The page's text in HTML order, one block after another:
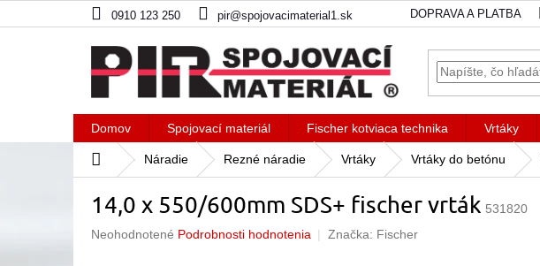
na
0910 123 250 pir@spojovacimaterial1.sk DOPRAVA A PLATBA
Domov Spojovací materiál Fischer kotviaca technika Vrtáky
DomovNáradie Rezné náradie Vrtáky Vrtáky do betónu
14,0 x 550/600mm SDS+ fischer vrták 531820
Priemerné
Neohodnotené Podrobnosti hodnotenia Značka: Fischer